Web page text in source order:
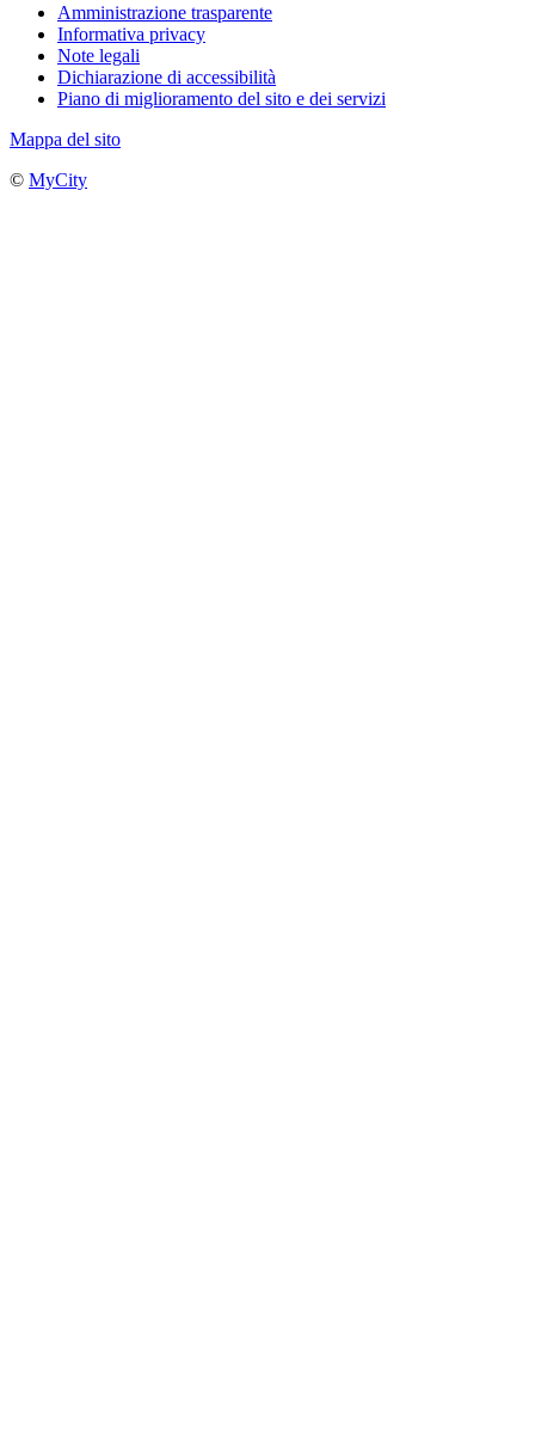
Amministrazione trasparente
Informativa privacy
Note legali
Dichiarazione di accessibilità
Piano di miglioramento del sito e dei servizi
Mappa del sito
© MyCity